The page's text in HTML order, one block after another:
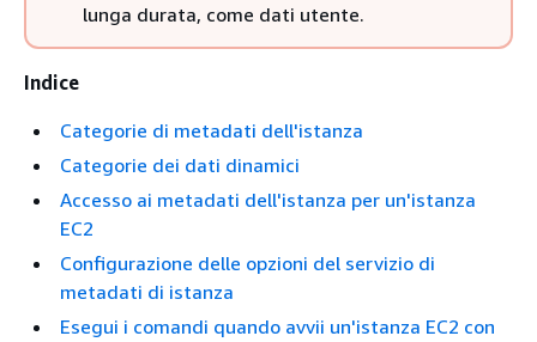
lunga durata, come dati utente.
Indice
Categorie di metadati dell'istanza
Categorie dei dati dinamici
Accesso ai metadati dell'istanza per un'istanza
EC2
Configurazione delle opzioni del servizio di
metadati di istanza
Esegui i comandi quando avvii un'istanza EC2 con